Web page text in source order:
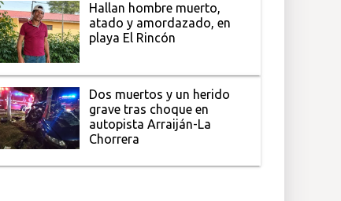
Hallan hombre muerto,
atado y amordazado, en
playa El Rincón
Dos muertos y un herido
grave tras choque en
autopista Arraiján-La
Chorrera